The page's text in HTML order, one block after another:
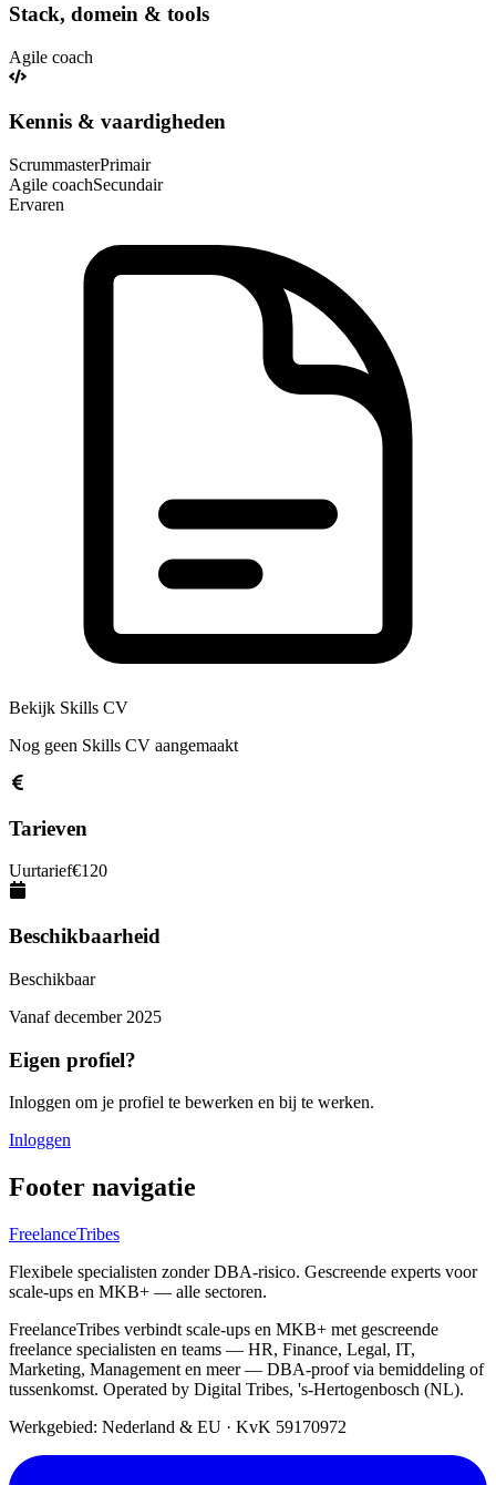
Stack, domein & tools
Agile coach
Kennis & vaardigheden
ScrummasterPrimair
Agile coachSecundair
Ervaren
Bekijk Skills CV
Nog geen Skills CV aangemaakt
Tarieven
Uurtarief€120
Beschikbaarheid
Beschikbaar
Vanaf december 2025
Eigen profiel?
Inloggen om je profiel te bewerken en bij te werken.
Inloggen
Footer navigatie
FreelanceTribes
Flexibele specialisten zonder DBA-risico. Gescreende experts voor
scale-ups en MKB+ — alle sectoren.
FreelanceTribes verbindt scale-ups en MKB+ met gescreende
freelance specialisten en teams — HR, Finance, Legal, IT,
Marketing, Management en meer — DBA-proof via bemiddeling of
tussenkomst. Operated by Digital Tribes, 's-Hertogenbosch (NL).
Werkgebied: Nederland & EU · KvK 59170972